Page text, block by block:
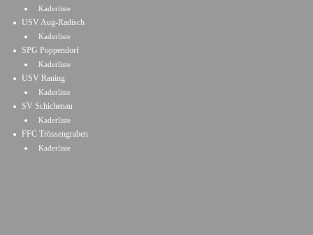
Kaderliste
USV Aug-Radisch
Kaderliste
SPG Poppendorf
Kaderliste
USV Raning
Kaderliste
SV Schichenau
Kaderliste
FFC Trössengraben
Kaderliste